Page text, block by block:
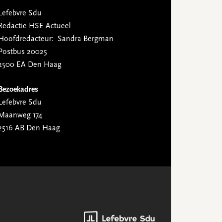
Lefebvre Sdu
Redactie HSE Actueel
Hoofdredacteur: Sandra Bergman
Postbus 20025
EA Den Haag
Bezoekadres
Lefebvre Sdu
Maanweg 174
AB Den Haag